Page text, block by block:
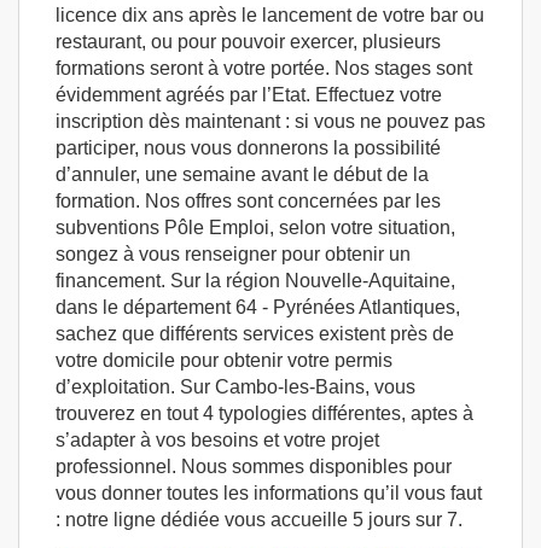
licence dix ans après le lancement de votre bar ou
restaurant, ou pour pouvoir exercer, plusieurs
formations seront à votre portée. Nos stages sont
évidemment agréés par l’Etat. Effectuez votre
inscription dès maintenant : si vous ne pouvez pas
participer, nous vous donnerons la possibilité
d’annuler, une semaine avant le début de la
formation. Nos offres sont concernées par les
subventions Pôle Emploi, selon votre situation,
songez à vous renseigner pour obtenir un
financement. Sur la région Nouvelle-Aquitaine,
dans le département 64 - Pyrénées Atlantiques,
sachez que différents services existent près de
votre domicile pour obtenir votre permis
d’exploitation. Sur Cambo-les-Bains, vous
trouverez en tout 4 typologies différentes, aptes à
s’adapter à vos besoins et votre projet
professionnel. Nous sommes disponibles pour
vous donner toutes les informations qu’il vous faut
: notre ligne dédiée vous accueille 5 jours sur 7.